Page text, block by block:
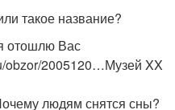
такое название?
отошлю Вас
obzor/2005120…Музей XX
людям снятся сны?